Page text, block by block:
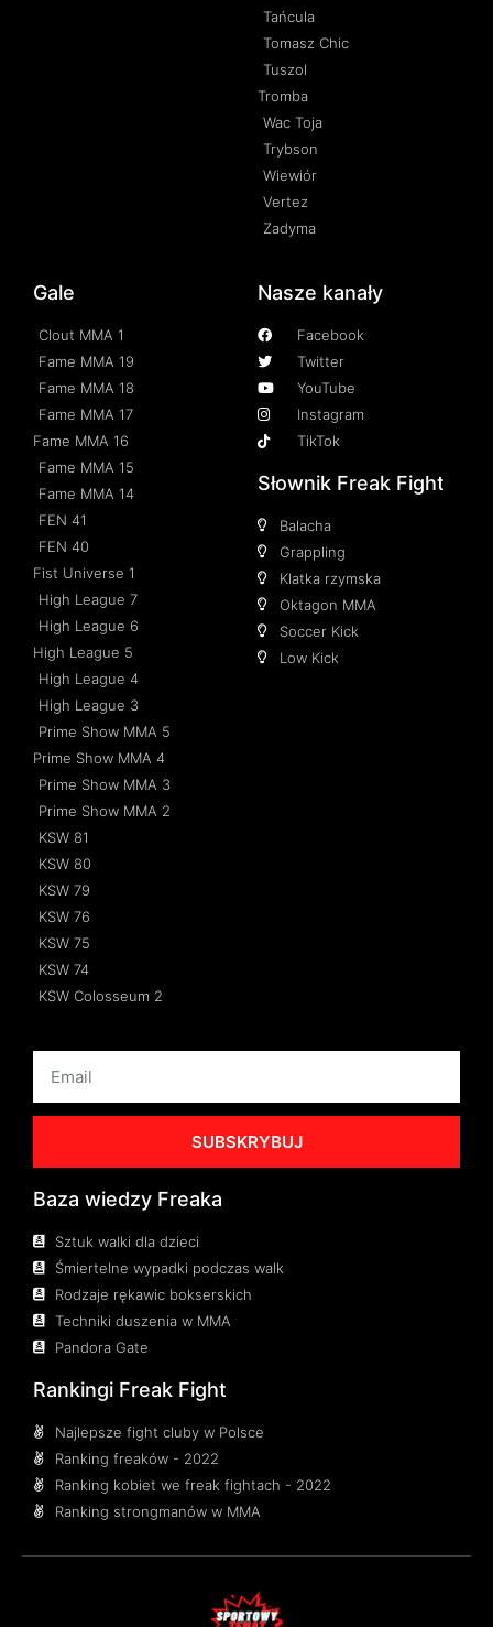
Tańcula
Tomasz Chic
Tuszol
Tromba
Wac Toja
Trybson
Wiewiór
Vertez
Zadyma
Gale
Clout MMA 1
Fame MMA 19
Fame MMA 18
Fame MMA 17
Fame MMA 16
Fame MMA 15
Fame MMA 14
FEN 41
FEN 40
Fist Universe 1
High League 7
High League 6
High League 5
High League 4
High League 3
Prime Show MMA 5
Prime Show MMA 4
Prime Show MMA 3
Prime Show MMA 2
KSW 81
KSW 80
KSW 79
KSW 76
KSW 75
KSW 74
KSW Colosseum 2
Nasze kanały
Facebook
Twitter
YouTube
Instagram
TikTok
Słownik Freak Fight
Balacha
Grappling
Klatka rzymska
Oktagon MMA
Soccer Kick
Low Kick
SUBSKRYBUJ
Baza wiedzy Freaka
Sztuk walki dla dzieci
Śmiertelne wypadki podczas walk
Rodzaje rękawic bokserskich
Techniki duszenia w MMA
Pandora Gate
Rankingi Freak Fight
Najlepsze fight cluby w Polsce
Ranking freaków - 2022
Ranking kobiet we freak fightach - 2022
Ranking strongmanów w MMA